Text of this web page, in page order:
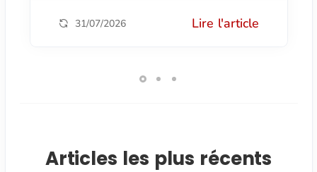
31/07/2026 Lire l'article
Articles les plus récents